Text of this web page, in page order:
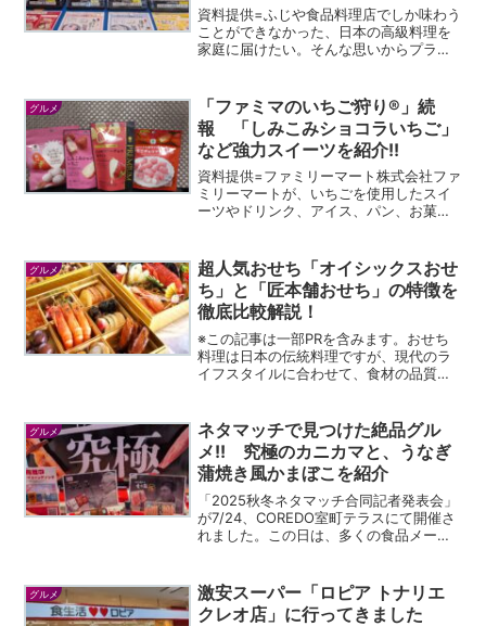
資料提供=ふじや食品料理店でしか味わう
ことができなかった、日本の高級料理を
家庭に届けたい。そんな思いからプラス
したふじや食品。その独創的な商品開発
力を中華、洋食、デザー...
グルメ
「ファミマのいちご狩り®」続
報 「しみこみショコラいちご」
など強力スイーツを紹介!!
資料提供=ファミリーマート株式会社ファ
ミリーマートが、いちごを使用したスイ
ーツやドリンク、アイス、パン、お菓子
ティラミス」「いちごのフレンチクルー
ラー」などに続き、他...
グルメ
超人気おせち「オイシックスおせ
ち」と「匠本舗おせち」の特徴を
徹底比較解説！
※この記事は一部PRを含みます。おせち
料理は日本の伝統料理ですが、現代のラ
イフスタイルに合わせて、食材の品質や
ち」「匠本舗 料亭おせち」は、人気ラ
ンキングで1、2位を争...
グルメ
ネタマッチで見つけた絶品グル
メ!! 究極のカニカマと、うなぎ
蒲焼き風かまぼこを紹介
「2025秋冬ネタマッチ合同記者発表会」
が7/24、COREDO室町テラスにて開催さ
れました。この日は、多くの食品メーカ
メーカー・スギヨのイチ押し商品が優れ
モノだったの...
グルメ
激安スーパー「ロピア トナリエ
クレオ店」に行ってきました